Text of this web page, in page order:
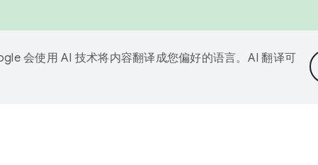
会使用 AI 技术将内容翻译成您偏好的语言。AI 翻译可